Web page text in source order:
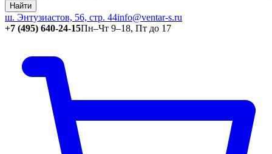
Найти
ш. Энтузиастов, 56, стр. 44info@ventar-s.ru
+7 (495) 640-24-15Пн–Чт 9–18, Пт до 17